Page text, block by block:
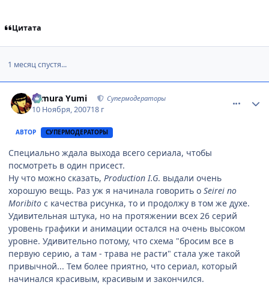
Цитата
1 месяц спустя...
Himura Yumi Супермодераторы
10 Ноября, 200718 г
АВТОР СУПЕРМОДЕРАТОРЫ
Специально ждала выхода всего сериала, чтобы
посмотреть в один присест.
Ну что можно сказать, Production I.G. выдали очень
хорошую вещь. Раз уж я начинала говорить о Seirei no
Moribito с качества рисунка, то и продолжу в том же духе.
Удивительная штука, но на протяжении всех 26 серий
уровень графики и анимации остался на очень высоком
уровне. Удивительно потому, что схема "бросим все в
первую серию, а там - трава не расти" стала уже такой
привычной... Тем более приятно, что сериал, который
начинался красивым, красивым и закончился.